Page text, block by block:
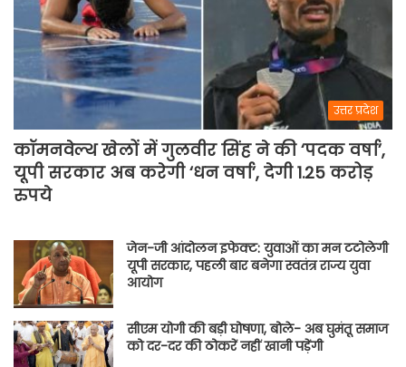
उत्तर प्रदेश
कॉमनवेल्थ खेलों में गुलवीर सिंह ने की ‘पदक वर्षा’,
यूपी सरकार अब करेगी ‘धन वर्षा’, देगी 1.25 करोड़
रुपये
जेन-जी आंदोलन इफेक्ट: युवाओं का मन टटोलेगी
यूपी सरकार, पहली बार बनेगा स्वतंत्र राज्य युवा
आयोग
सीएम योगी की बड़ी घोषणा, बोले- अब घुमंतू समाज
को दर-दर की ठोकरें नहीं खानी पड़ेंगी